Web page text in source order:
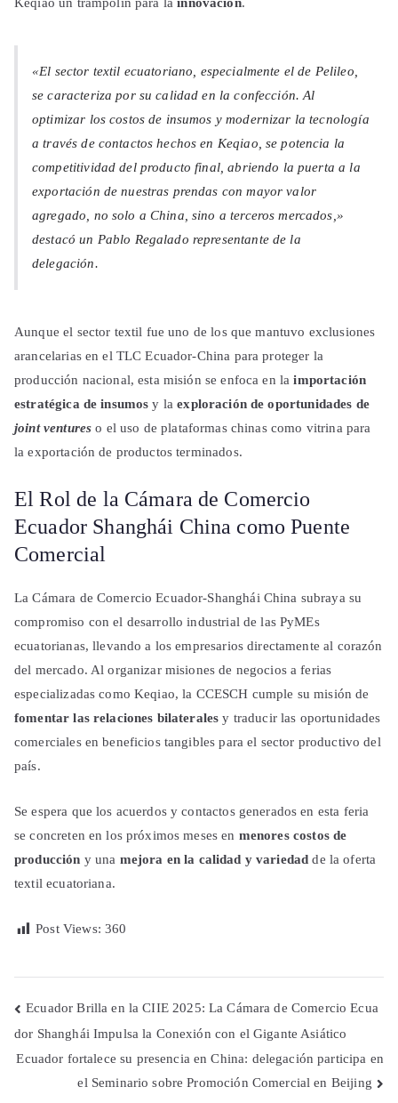
«El sector textil ecuatoriano, especialmente el de Pelileo,
se caracteriza por su calidad en la confección. Al
optimizar los costos de insumos y modernizar la tecnología
a través de contactos hechos en Keqiao, se potencia la
competitividad del producto final, abriendo la puerta a la
exportación de nuestras prendas con mayor valor
agregado, no solo a China, sino a terceros mercados,»
destacó un Pablo Regalado representante de la
delegación.
Aunque el sector textil fue uno de los que mantuvo exclusiones
arancelarias en el TLC Ecuador-China para proteger la
producción nacional, esta misión se enfoca en laimportación
estratégica de insumos y laexploración de oportunidades de
joint ventures o el uso de plataformas chinas como vitrina para
la exportación de productos terminados.
El Rol de la Cámara de Comercio
Ecuador Shanghái China como Puente
Comercial
La Cámara de Comercio Ecuador-Shanghái China subraya su
compromiso con el desarrollo industrial de las PyMEs
ecuatorianas, llevando a los empresarios directamente al corazón
del mercado. Al organizar misiones de negocios a ferias
especializadas como Keqiao, la CCESCH cumple su misión de
fomentar las relaciones bilaterales y traducir las oportunidades
comerciales en beneficios tangibles para el sector productivo del
país.
Se espera que los acuerdos y contactos generados en esta feria
se concreten en los próximos meses en menores costos de
producción y una mejora en la calidad y variedad de la oferta
textil ecuatoriana.
Post Views: 360
Navegación
de
entradas
Ecuador Brilla en la CIIE 2025: La Cámara de Comercio Ecua
dor Shanghái Impulsa la Conexión con el Gigante Asiático
Ecuador fortalece su presencia en China: delegación participa en
el Seminario sobre Promoción Comercial en Beijing